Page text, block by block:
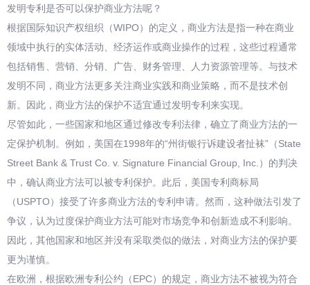
发明专利是否可以保护商业方法呢？
根据国际知识产权组织（WIPO）的定义，商业方法是指一种在商业
领域中执行的实体活动、经济运作或商业操作的过程，这些过程通常
包括销售、营销、分销、广告、财务管理、人力资源管理等。与技术
发明不同，商业方法更多关注商业实践和商业策略，而不是技术创
新。因此，商业方法的保护不适宜通过发明专利来实现。
尽管如此，一些国家和地区通过修改专利法律，确立了商业方法的一
定保护机制。例如，美国在1998年的“州街银行诉建设者扯袜”（State
Street Bank & Trust Co. v. Signature Financial Group, Inc.）的判决
中，确认商业方法可以被专利保护。此后，美国专利商标局
（USPTO）接受了许多商业方法的专利申请。然而，这种做法引发了
争议，认为过度保护商业方法可能对市场竞争和创新造成不利影响。
因此，其他国家和地区并没有采取类似的做法，对商业方法的保护要
更为谨慎。
在欧洲，根据欧洲专利公约（EPC）的规定，商业方法不被视为符合